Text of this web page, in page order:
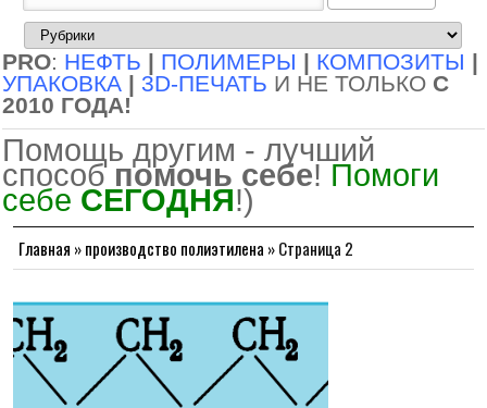
PRO: НЕФТЬ | ПОЛИМЕРЫ | КОМПОЗИТЫ |
УПАКОВКА | 3D-ПЕЧАТЬ И НЕ ТОЛЬКО С
2010 ГОДА!
Помощь другим - лучший
способ помочь себе! Помоги
себе СЕГОДНЯ!)
Главная »производство полиэтилена »Страница 2